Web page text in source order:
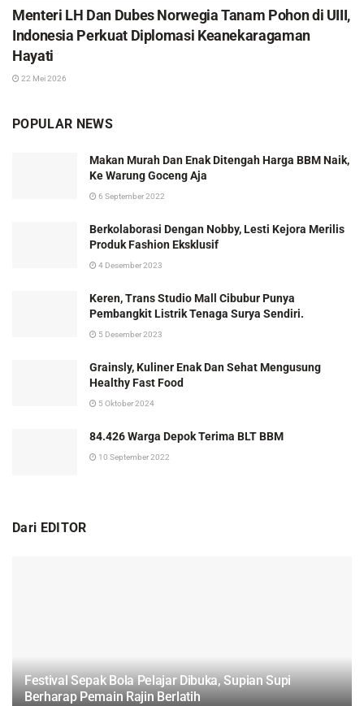
Menteri LH Dan Dubes Norwegia Tanam Pohon di UIII,
Indonesia Perkuat Diplomasi Keanekaragaman
Hayati
22 Mei 2026
POPULAR NEWS
Makan Murah Dan Enak Ditengah Harga BBM Naik,
Ke Warung Goceng Aja
6 September 2022
Berkolaborasi Dengan Nobby, Lesti Kejora Merilis
Produk Fashion Eksklusif
4 Desember 2023
Keren, Trans Studio Mall Cibubur Punya
Pembangkit Listrik Tenaga Surya Sendiri.
5 Desember 2023
Grainsly, Kuliner Enak Dan Sehat Mengusung
Healthy Fast Food
5 Oktober 2024
84.426 Warga Depok Terima BLT BBM
10 September 2022
Dari EDITOR
Festival Sepak Bola Pelajar Dibuka, Supian Supi
Berharap Pemain Rajin Berlatih